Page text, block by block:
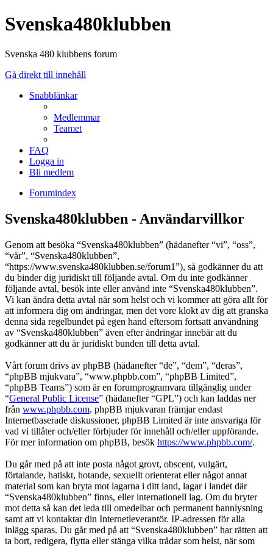
Svenska480klubben
Svenska 480 klubbens forum
Gå direkt till innehåll
Snabblänkar
Medlemmar
Teamet
FAQ
Logga in
Bli medlem
Forumindex
Svenska480klubben - Användarvillkor
Genom att besöka “Svenska480klubben” (hädanefter “vi”, “oss”,
“vår”, “Svenska480klubben”,
“https://www.svenska480klubben.se/forum1”), så godkänner du att
du binder dig juridiskt till följande avtal. Om du inte godkänner
följande avtal, besök inte eller använd inte “Svenska480klubben”.
Vi kan ändra detta avtal när som helst och vi kommer att göra allt för
att informera dig om ändringar, men det vore klokt av dig att granska
denna sida regelbundet på egen hand eftersom fortsatt användning
av “Svenska480klubben” även efter ändringar innebär att du
godkänner att du är juridiskt bunden till detta avtal.
Vårt forum drivs av phpBB (hädanefter “de”, “dem”, “deras”,
“phpBB mjukvara”, “www.phpbb.com”, “phpBB Limited”,
“phpBB Teams”) som är en forumprogramvara tillgänglig under
“General Public License” (hädanefter “GPL”) och kan laddas ner
från www.phpbb.com. phpBB mjukvaran främjar endast
Internetbaserade diskussioner, phpBB Limited är inte ansvariga för
vad vi tillåter och/eller förbjuder för innehåll och/eller uppförande.
För mer information om phpBB, besök https://www.phpbb.com/.
Du går med på att inte posta något grovt, obscent, vulgärt,
förtalande, hatiskt, hotande, sexuellt orienterat eller något annat
material som kan bryta mot lagarna i ditt land, lagar i landet där
“Svenska480klubben” finns, eller internationell lag. Om du bryter
mot detta så kan det leda till omedelbar och permanent bannlysning
samt att vi kontaktar din Internetleverantör. IP-adressen för alla
inlägg sparas. Du går med på att “Svenska480klubben” har rätten att
ta bort, redigera, flytta eller stänga vilka trådar som helst, när som